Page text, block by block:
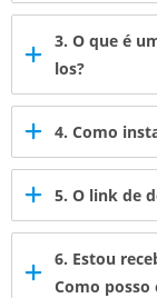
3. O que é
los?
4. Como
5. O link de
6. Estou
Como posso